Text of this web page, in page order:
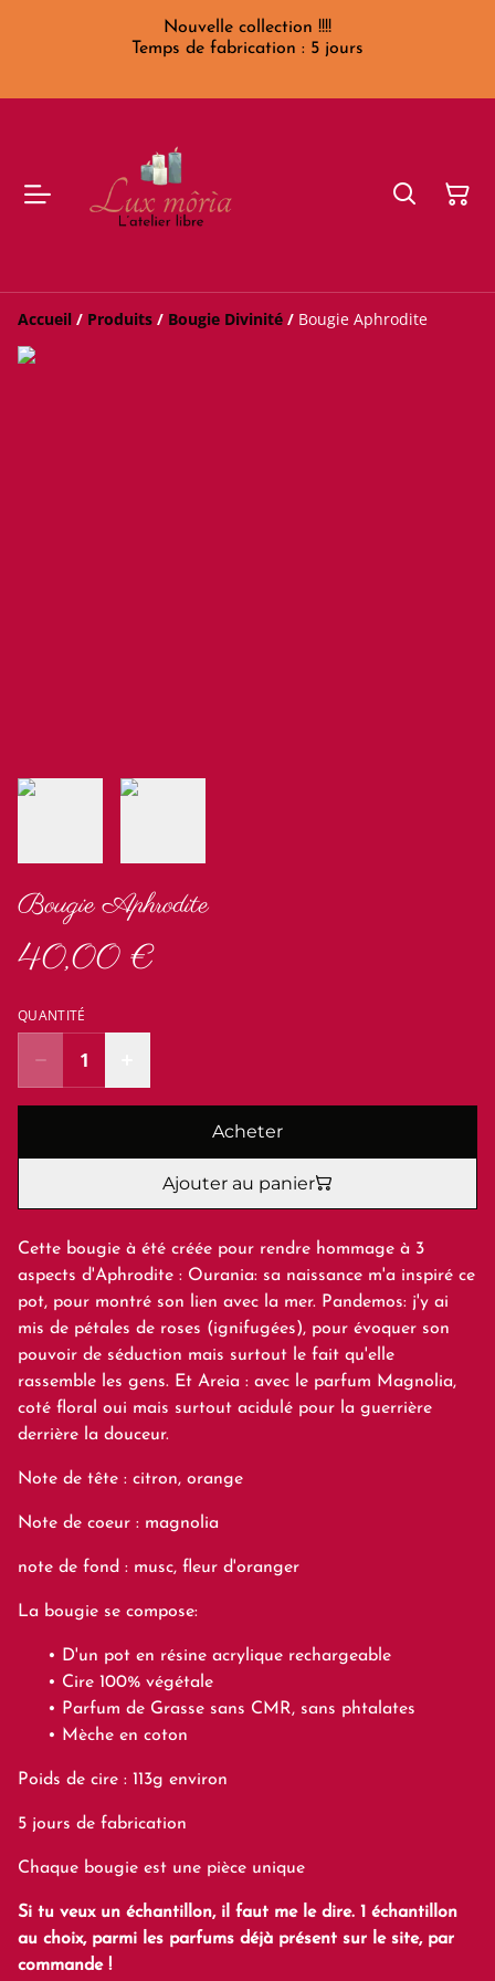
Nouvelle collection !!!!
Temps de fabrication : 5 jours
Accueil / Produits / Bougie Divinité / Bougie Aphrodite
Bougie Aphrodite
40,00 €
QUANTITÉ
Acheter
Ajouter au panier
Cette bougie à été créée pour rendre hommage à 3
aspects d'Aphrodite : Ourania: sa naissance m'a inspiré ce
pot, pour montré son lien avec la mer. Pandemos: j'y ai
mis de pétales de roses (ignifugées), pour évoquer son
pouvoir de séduction mais surtout le fait qu'elle
rassemble les gens. Et Areia : avec le parfum Magnolia,
coté floral oui mais surtout acidulé pour la guerrière
derrière la douceur.
Note de tête : citron, orange
Note de coeur : magnolia
note de fond : musc, fleur d'oranger
La bougie se compose:
D'un pot en résine acrylique rechargeable
Cire 100% végétale
Parfum de Grasse sans CMR, sans phtalates
Mèche en coton
Poids de cire : 113g environ
5 jours de fabrication
Chaque bougie est une pièce unique
Si tu veux un échantillon, il faut me le dire. 1 échantillon
au choix, parmi les parfums déjà présent sur le site, par
commande !